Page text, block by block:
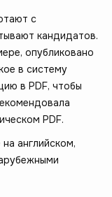
с
кандидатов.
опубликовано
в систему
в PDF, чтобы
PDF.
английском,